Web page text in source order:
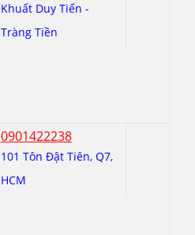
Khuất Duy Tiến -
Tràng Tiền
0901422238
101 Tôn Đật Tiên, Q7,
HCM